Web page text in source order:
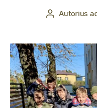
ĮrašoAutorius